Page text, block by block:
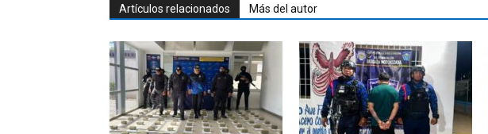
Artículos relacionados Más del autor